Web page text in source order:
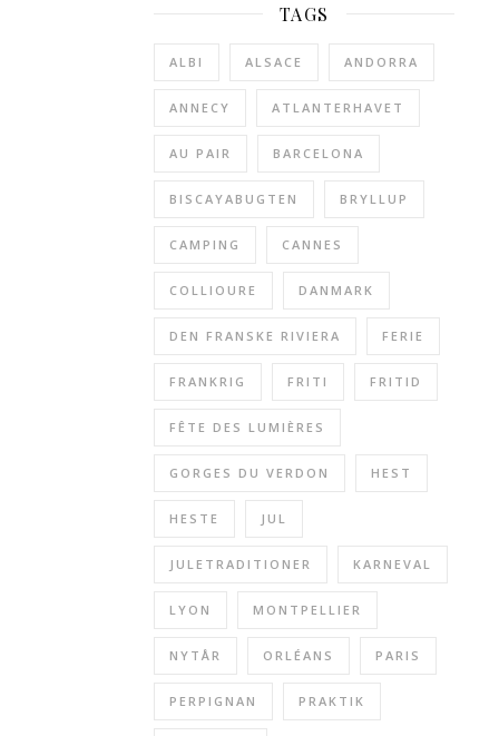
TAGS
ALBI ALSACE ANDORRA
ANNECY ATLANTERHAVET
AU PAIR BARCELONA
BISCAYABUGTEN BRYLLUP
CAMPING CANNES
COLLIOURE DANMARK
DEN FRANSKE RIVIERA FERIE
FRANKRIG FRITI FRITID
FÊTE DES LUMIÈRES
GORGES DU VERDON HEST
HESTE JUL
JULETRADITIONER KARNEVAL
LYON MONTPELLIER
NYTÅR ORLÉANS PARIS
PERPIGNAN PRAKTIK